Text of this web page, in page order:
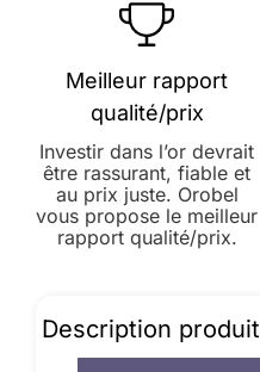
Meilleur rapport
qualité/prix
Investir dans l’or devrait
être rassurant, fiable et
au prix juste. Orobel
vous propose le meilleur
rapport qualité/prix.
Description produit